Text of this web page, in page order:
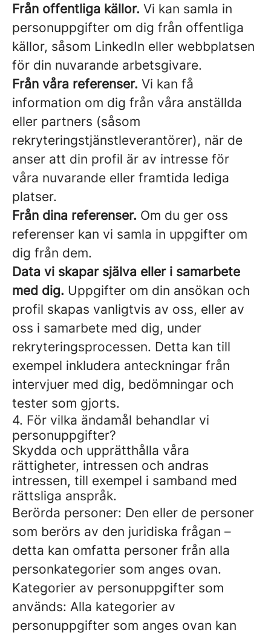
Från offentliga källor. Vi kan samla in
personuppgifter om dig från offentliga
källor, såsom LinkedIn eller webbplatsen
för din nuvarande arbetsgivare.
Från våra referenser. Vi kan få
information om dig från våra anställda
eller partners (såsom
rekryteringstjänstleverantörer), när de
anser att din profil är av intresse för
våra nuvarande eller framtida lediga
platser.
Från dina referenser. Om du ger oss
referenser kan vi samla in uppgifter om
dig från dem.
Data vi skapar själva eller i samarbete
med dig. Uppgifter om din ansökan och
profil skapas vanligtvis av oss, eller av
oss i samarbete med dig, under
rekryteringsprocessen. Detta kan till
exempel inkludera anteckningar från
intervjuer med dig, bedömningar och
tester som gjorts.
4. För vilka ändamål behandlar vi
personuppgifter?
Skydda och upprätthålla våra
rättigheter, intressen och andras
intressen, till exempel i samband med
rättsliga anspråk.
Berörda personer: Den eller de personer
som berörs av den juridiska frågan –
detta kan omfatta personer från alla
personkategorier som anges ovan.
Kategorier av personuppgifter som
används: Alla kategorier av
personuppgifter som anges ovan kan